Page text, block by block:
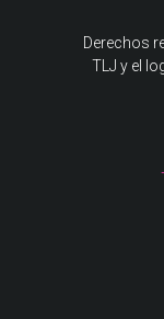
Derechos
TLJ y el